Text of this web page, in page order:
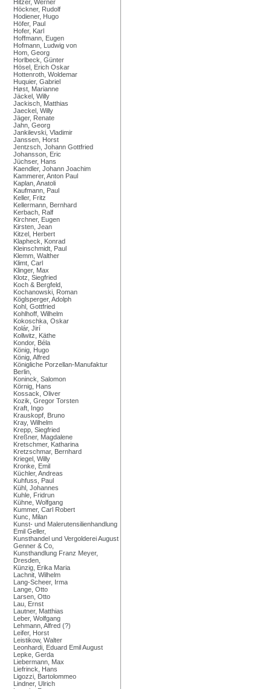
Hitzer, Werner
Höckner, Rudolf
Hodiener, Hugo
Höfer, Paul
Hofer, Karl
Hoffmann, Eugen
Hofmann, Ludwig von
Hom, Georg
Horlbeck, Günter
Hösel, Erich Oskar
Hottenroth, Woldemar
Huquier, Gabriel
Høst, Marianne
Jäckel, Willy
Jackisch, Matthias
Jaeckel, Willy
Jäger, Renate
Jahn, Georg
Jankilevski, Vladimir
Janssen, Horst
Jentzsch, Johann Gottfried
Johansson, Eric
Jüchser, Hans
Kaendler, Johann Joachim
Kammerer, Anton Paul
Kaplan, Anatoli
Kaufmann, Paul
Keller, Fritz
Kellermann, Bernhard
Kerbach, Ralf
Kirchner, Eugen
Kirsten, Jean
Kitzel, Herbert
Klapheck, Konrad
Kleinschmidt, Paul
Klemm, Walther
Klimt, Carl
Klinger, Max
Klotz, Siegfried
Koch & Bergfeld,
Kochanowski, Roman
Köglsperger, Adolph
Kohl, Gottfried
Kohlhoff, Wilhelm
Kokoschka, Oskar
Kolár, Jirí
Kollwitz, Käthe
Kondor, Béla
König, Hugo
König, Alfred
Königliche Porzellan-Manufaktur
Berlin,
Koninck, Salomon
Körnig, Hans
Kossack, Oliver
Kozik, Gregor Torsten
Kraft, Ingo
Krauskopf, Bruno
Kray, Wilhelm
Krepp, Siegfried
Kreßner, Magdalene
Kretschmer, Katharina
Kretzschmar, Bernhard
Kriegel, Willy
Kronke, Emil
Küchler, Andreas
Kuhfuss, Paul
Kühl, Johannes
Kuhle, Fridrun
Kühne, Wolfgang
Kummer, Carl Robert
Kunc, Milan
Kunst- und Malerutensilienhandlung
Emil Geller,
Kunsthandel und Vergolderei August
Genner & Co,
Kunsthandlung Franz Meyer,
Dresden,
Künzig, Erika Maria
Lachnit, Wilhelm
Lang-Scheer, Irma
Lange, Otto
Larsen, Otto
Lau, Ernst
Lautner, Matthias
Leber, Wolfgang
Lehmann, Alfred (?)
Leifer, Horst
Leistikow, Walter
Leonhardi, Eduard Emil August
Lepke, Gerda
Liebermann, Max
Liefrinck, Hans
Ligozzi, Bartolommeo
Lindner, Ulrich